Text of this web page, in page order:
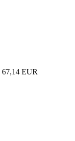
67,14 EUR